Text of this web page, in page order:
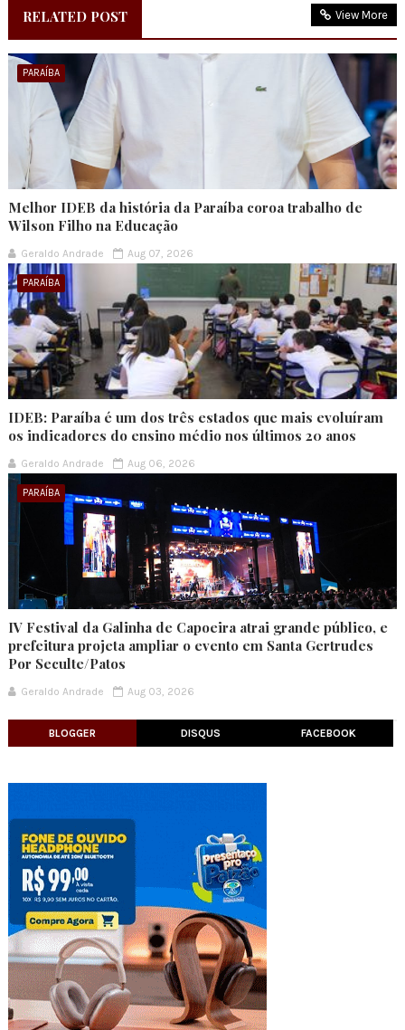
RELATED POST View More
PARAÍBA
Melhor IDEB da história da Paraíba coroa trabalho de
Wilson Filho na Educação
Geraldo Andrade Aug 07, 2026
PARAÍBA
IDEB: Paraíba é um dos três estados que mais evoluíram
os indicadores do ensino médio nos últimos 20 anos
Geraldo Andrade Aug 06, 2026
PARAÍBA
IV Festival da Galinha de Capoeira atrai grande público, e
prefeitura projeta ampliar o evento em Santa Gertrudes
Por Seculte/Patos
Geraldo Andrade Aug 03, 2026
BLOGGER DISQUS FACEBOOK